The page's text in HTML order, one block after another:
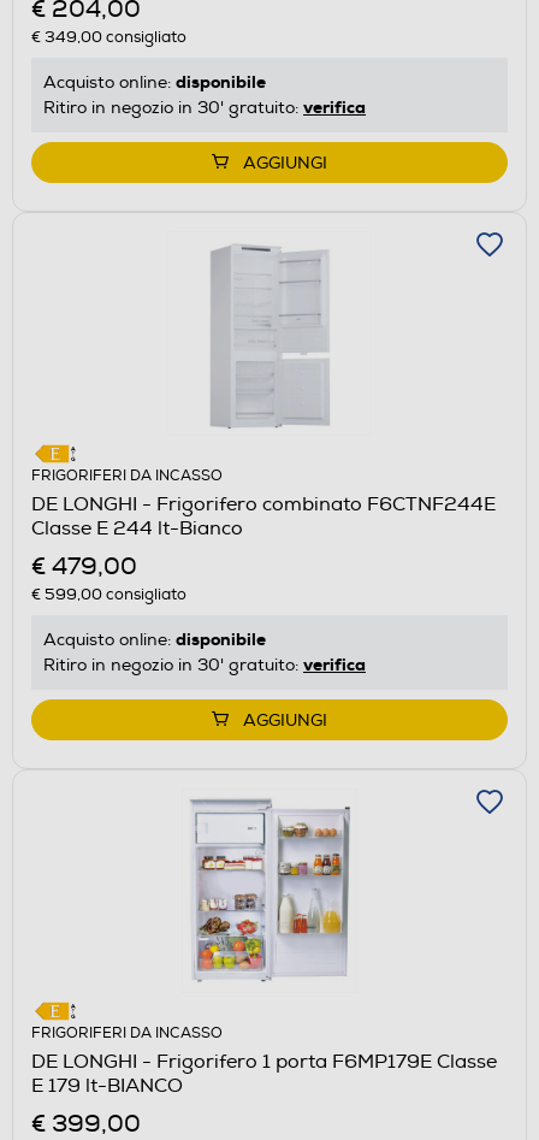
€ 204,00
€ 349,00consigliato
Acquisto online: disponibile
Ritiro in negozio in 30' gratuito: verifica
AGGIUNGI
FRIGORIFERI DA INCASSO
DE LONGHI - Frigorifero combinato F6CTNF244E
Classe E 244 lt-Bianco
€ 479,00
€ 599,00consigliato
Acquisto online: disponibile
Ritiro in negozio in 30' gratuito: verifica
AGGIUNGI
FRIGORIFERI DA INCASSO
DE LONGHI - Frigorifero 1 porta F6MP179E Classe
E 179 lt-BIANCO
€ 399,00